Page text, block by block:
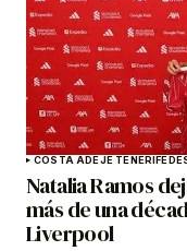
COSTA ADEJE TENERIFE
Natalia Ramos
más de una
Liverpool